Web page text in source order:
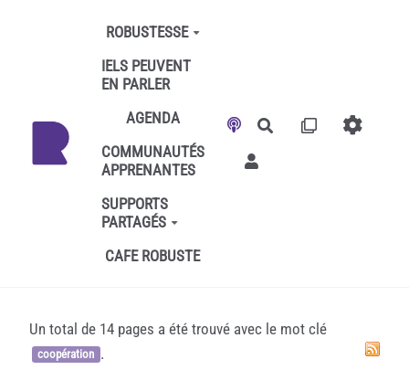
Aller au contenu principal
ROBUSTESSE
IELS PEUVENT
EN PARLER
AGENDA
COMMUNAUTÉS
APPRENANTES
SUPPORTS
PARTAGÉS
CAFE ROBUSTE
Rechercher
Un total de 14 pages a été trouvé avec le mot clé
coopération .